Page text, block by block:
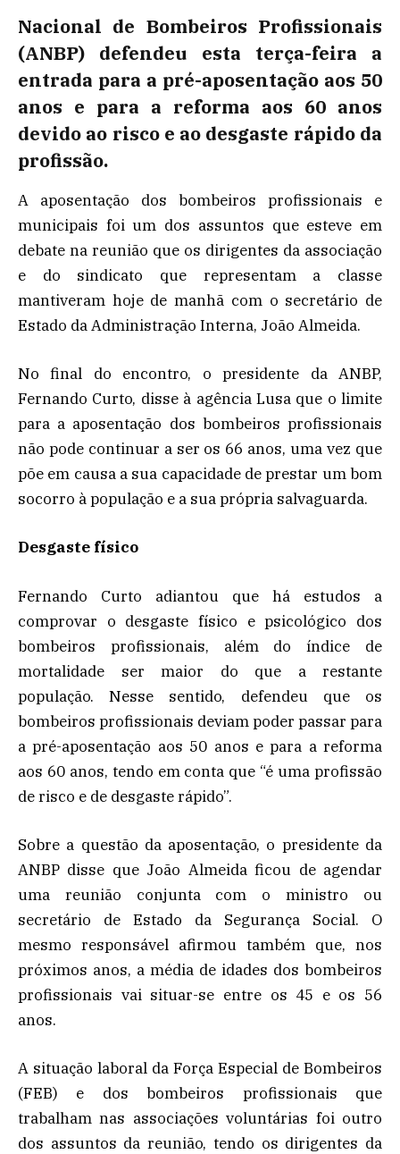
Nacional de Bombeiros Profissionais
(ANBP) defendeu esta terça-feira a
entrada para a pré-aposentação aos 50
anos e para a reforma aos 60 anos
devido ao risco e ao desgaste rápido da
profissão.
A aposentação dos bombeiros profissionais e
municipais foi um dos assuntos que esteve em
debate na reunião que os dirigentes da associação
e do sindicato que representam a classe
mantiveram hoje de manhã com o secretário de
Estado da Administração Interna, João Almeida.
No final do encontro, o presidente da ANBP,
Fernando Curto, disse à agência Lusa que o limite
para a aposentação dos bombeiros profissionais
não pode continuar a ser os 66 anos, uma vez que
põe em causa a sua capacidade de prestar um bom
socorro à população e a sua própria salvaguarda.
Desgaste físico
Fernando Curto adiantou que há estudos a
comprovar o desgaste físico e psicológico dos
bombeiros profissionais, além do índice de
mortalidade ser maior do que a restante
população. Nesse sentido, defendeu que os
bombeiros profissionais deviam poder passar para
a pré-aposentação aos 50 anos e para a reforma
aos 60 anos, tendo em conta que “é uma profissão
de risco e de desgaste rápido”.
Sobre a questão da aposentação, o presidente da
ANBP disse que João Almeida ficou de agendar
uma reunião conjunta com o ministro ou
secretário de Estado da Segurança Social. O
mesmo responsável afirmou também que, nos
próximos anos, a média de idades dos bombeiros
profissionais vai situar-se entre os 45 e os 56
anos.
A situação laboral da Força Especial de Bombeiros
(FEB) e dos bombeiros profissionais que
trabalham nas associações voluntárias foi outro
dos assuntos da reunião, tendo os dirigentes da